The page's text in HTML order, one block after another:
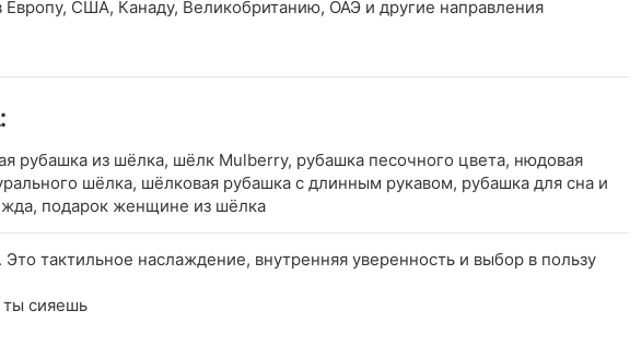
США, Канаду, Великобританию, ОАЭ и другие направления
рубашка из шёлка, шёлк Mulberry, рубашка песочного цвета, нюдовая
шёлка, шёлковая рубашка с длинным рукавом, рубашка для сна и
подарок женщине из шёлка
тактильное наслаждение, внутренняя уверенность и выбор в пользу
сияешь